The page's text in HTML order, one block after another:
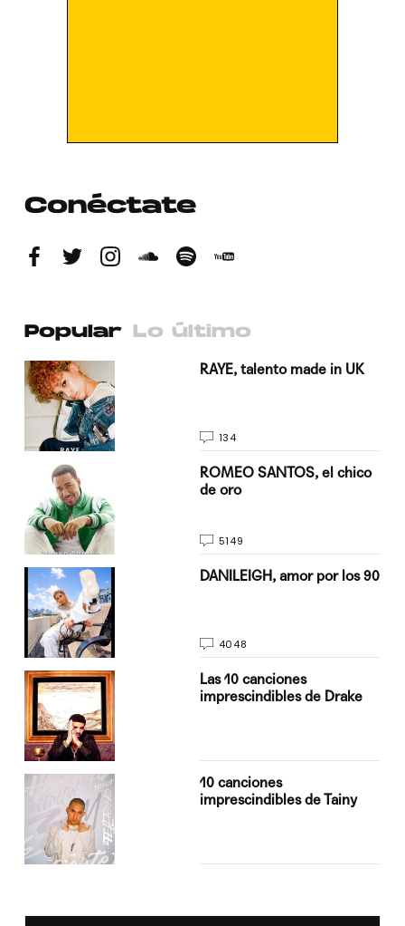
Conéctate
Popular Lo último
RAYE, talento made in UK
134
ROMEO SANTOS, el chico
de oro
5149
DANILEIGH, amor por los 90
4048
Las 10 canciones
imprescindibles de Drake
10 canciones
imprescindibles de Tainy